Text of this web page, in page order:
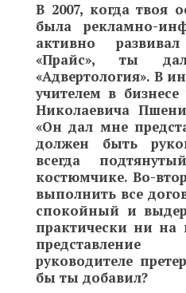
В 2007, когда твоя
была рекламно-
активно
«Прайс», ты
«Адвертология». В
учителем в
Николаевича
«Он дал мне
должен быть
всегда
костюмчике. Во-
выполнить все
спокойный и
практически ни на
руководителе
бы ты добавил?